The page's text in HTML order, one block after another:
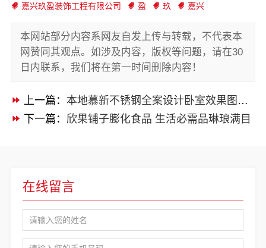
嘉兴玖盈装饰工程有限公司 盈 玖 嘉兴
本网站部分内容系网友自发上传与转载，不代表本
网赞同其观点。如涉及内容，版权等问题，请在30
日内联系，我们将在第一时间删除内容！
上一篇： 本地慕新不锈钢全案设计卧室效果图展示
下一篇： 欣果铺子膨化食品 生活必需品琳琅满目
在线留言